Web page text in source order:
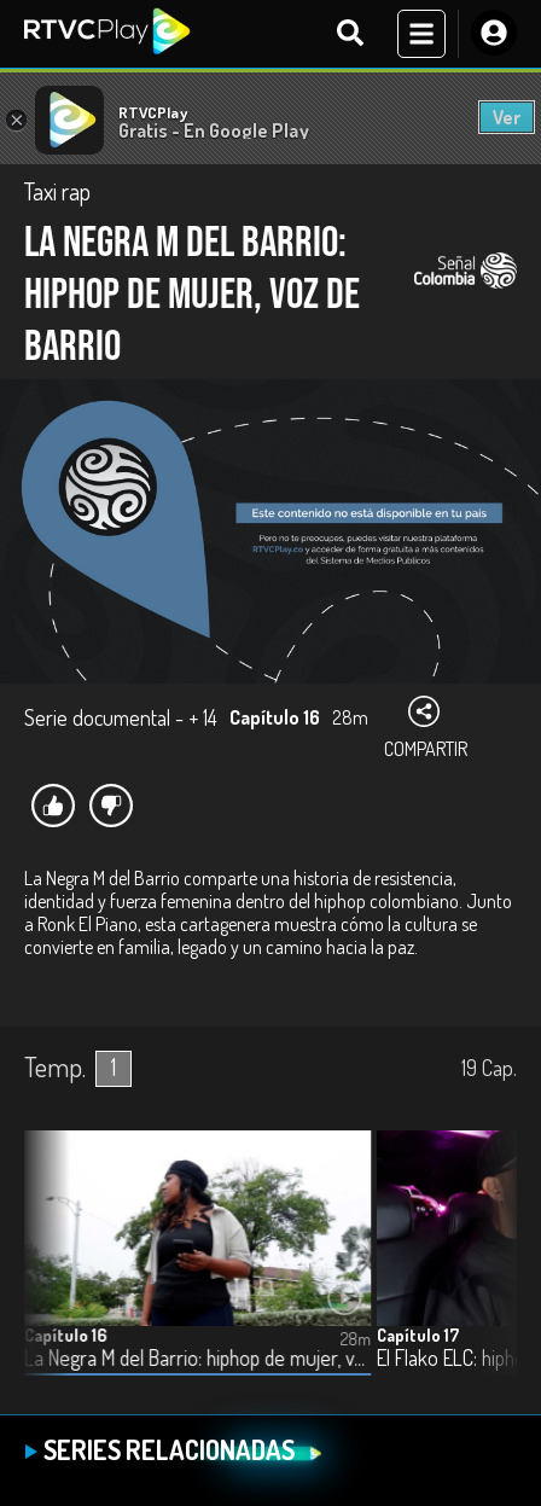
× RTVCPlay
Gratis - En Google Play
Ver
Taxi rap
La Negra M del Barrio:
hiphop de mujer, voz de
barrio
Serie documental - + 14 Capítulo 16 28m
COMPARTIR
La Negra M del Barrio comparte una historia de resistencia,
identidad y fuerza femenina dentro del hiphop colombiano. Junto
a Ronk El Piano, esta cartagenera muestra cómo la cultura se
convierte en familia, legado y un camino hacia la paz.
Temp. 1 19 Cap.
Capítulo 16
La Negra M del Barrio: hiphop de mujer, voz de barrio
28m Capítulo 17
El Flako ELC:
SERIES RELACIONADAS